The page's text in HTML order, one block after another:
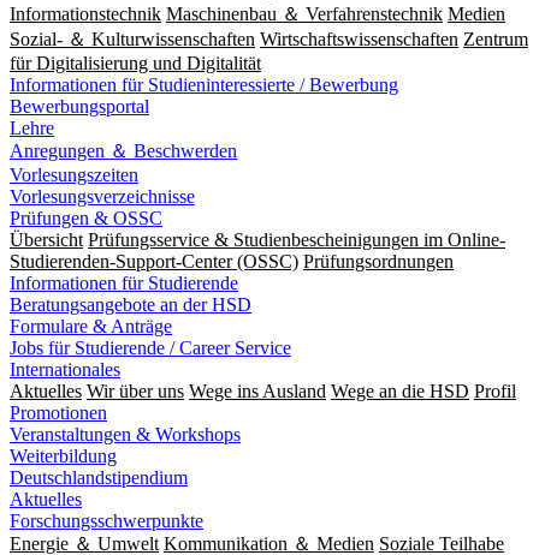
Informationstechnik Maschinenbau ＆ Verfahrenstechnik Medien
Sozial- ＆ Kulturwissenschaften Wirtschaftswissenschaften Zentrum
für Digitalisierung und Digitalität
Informationen für Studieninteressierte / Bewerbung
Bewerbungsportal
Lehre
Anregungen ＆ Beschwerden
Vorlesungszeiten
Vorlesungsverzeichnisse
Prüfungen & OSSC
Übersicht Prüfungsservice & Studienbescheinigungen im Online-
Studierenden-Support-Center (OSSC) Prüfungsordnungen
Informationen für Studierende
Beratungsangebote an der HSD
Formulare & Anträge
Jobs für Studierende / Career Service
Internationales
Aktuelles Wir über uns Wege ins Ausland Wege an die HSD Profil
Promotionen
Veranstaltungen & Workshops
Weiterbildung
Deutschlandstipendium
Aktuelles
Forschungsschwerpunkte
Energie ＆ Umwelt Kommunikation ＆ Medien Soziale Teilhabe